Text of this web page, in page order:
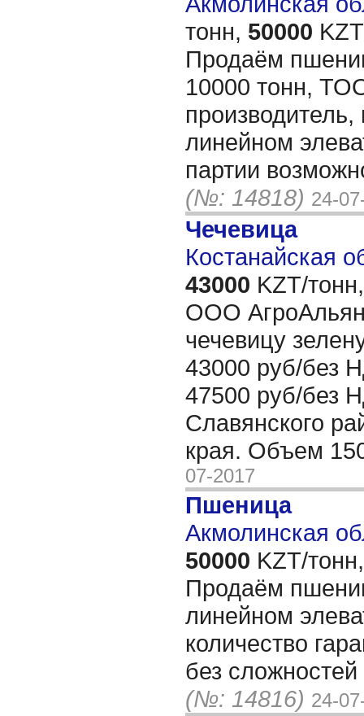
тонн, 50000
Продаём
10000 тонн,
линейном
партии
(№: 14818) 24-
Чечевица
Костанайская
43000 KZT/тонн,
ООО
чечевицу
43000 руб/без
47500 руб/без
Славянского
края. Объем
07-2017
Пшеница
Акмолинская
50000 KZT/тонн,
Продаём
линейном
количество
без
(№: 14816) 24-